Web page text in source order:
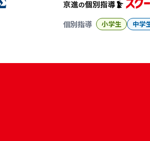
個別指導 小学生 中学